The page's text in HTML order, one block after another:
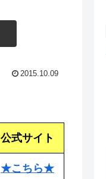
2015.10.09
公式サイト
★こちら★